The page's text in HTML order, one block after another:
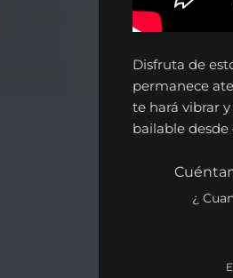
Español
English
Disfruta de
permanece
te hará vibrar
bailable desde
¿